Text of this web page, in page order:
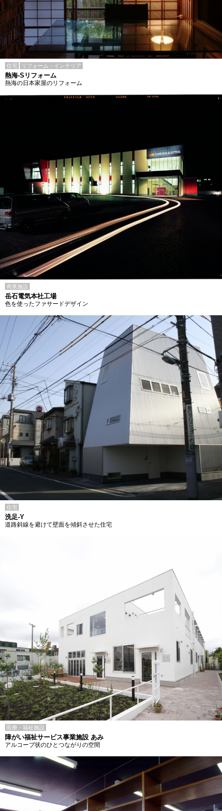
住宅 リフォーム・インテリア
熱海-Sリフォーム
熱海の日本家屋のリフォーム
商業施設
岳石電気本社工場
色を使ったファサードデザイン
住宅
洗足-Y
道路斜線を避けて壁面を傾斜させた住宅
医療・福祉施設
障がい福祉サービス事業施設 あみ
アルコーブ状のひとつながりの空間